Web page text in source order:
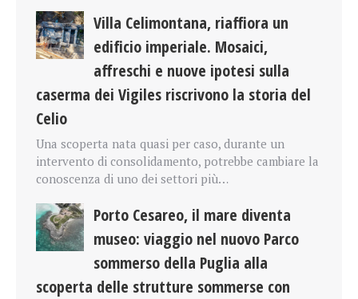
Villa Celimontana, riaffiora un
edificio imperiale. Mosaici,
affreschi e nuove ipotesi sulla
caserma dei Vigiles riscrivono la storia del
Celio
Una scoperta nata quasi per caso, durante un
intervento di consolidamento, potrebbe cambiare la
conoscenza di uno dei settori più…
Porto Cesareo, il mare diventa
museo: viaggio nel nuovo Parco
sommerso della Puglia alla
scoperta delle strutture sommerse con